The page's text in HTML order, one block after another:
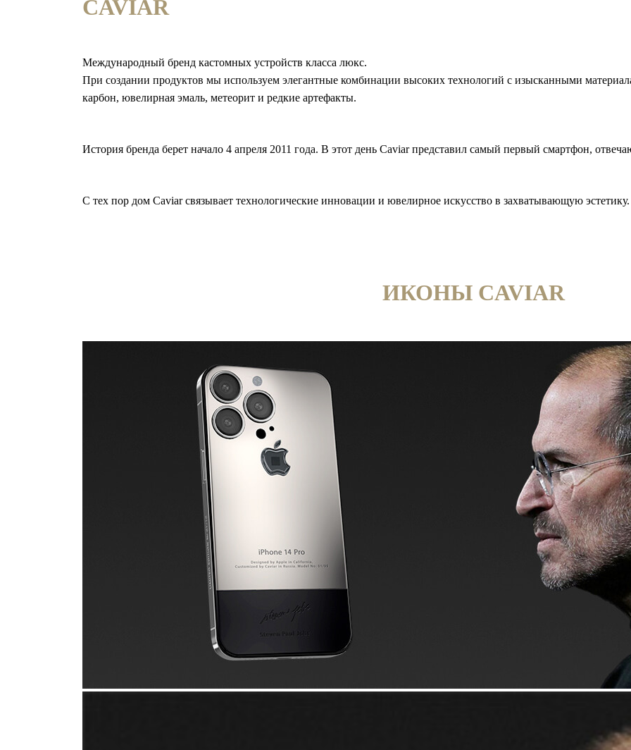
CAVIAR
Международный бренд кастомных устройств класса люкс.
При создании продуктов мы используем элегантные комбинации высоких технологий с изысканными
карбон, ювелирная эмаль, метеорит и редкие артефакты.
История бренда берет начало 4 апреля 2011 года. В этот день Caviar представил самый первый смартфон,
С тех пор дом Caviar связывает технологические инновации и ювелирное искусство в захватывающую эстетику.
ИКОНЫ CAVIAR